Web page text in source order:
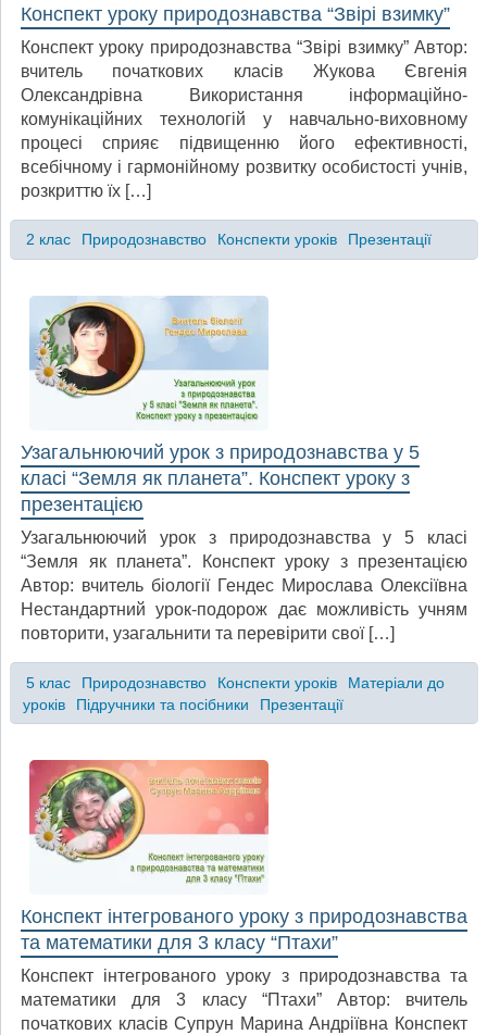
Конспект уроку природознавства “Звірі взимку”
Конспект уроку природознавства “Звірі взимку” Автор:
вчитель початкових класів Жукова Євгенія
Олександрівна Використання інформаційно-
комунікаційних технологій у навчально-виховному
процесі сприяє підвищенню його ефективності,
всебічному і гармонійному розвитку особистості учнів,
розкриттю їх […]
2 клас Природознавство Конспекти уроків Презентації
Узагальнюючий урок з природознавства у 5
класі “Земля як планета”. Конспект уроку з
презентацією
Узагальнюючий урок з природознавства у 5 класі
“Земля як планета”. Конспект уроку з презентацією
Автор: вчитель біології Гендес Мирослава Олексіївна
Нестандартний урок-подорож дає можливість учням
повторити, узагальнити та перевірити свої […]
5 клас Природознавство Конспекти уроків
Матеріали до
уроків
Підручники та посібники Презентації
Конспект інтегрованого уроку з природознавства
та математики для 3 класу “Птахи”
Конспект інтегрованого уроку з природознавства та
математики для 3 класу “Птахи” Автор: вчитель
початкових класів Супрун Марина Андріївна Конспект